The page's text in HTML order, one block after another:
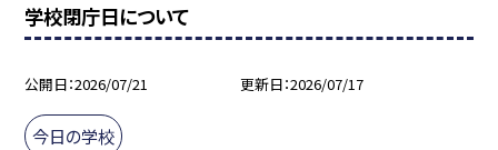
学校閉庁日について
公開日 2026/07/21 更新日 2026/07/17
今日の学校